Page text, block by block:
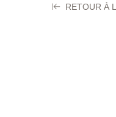
RETOUR À
FEAT